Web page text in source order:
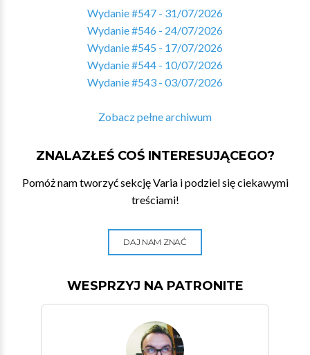
Wydanie #547 - 31/07/2026
Wydanie #546 - 24/07/2026
Wydanie #545 - 17/07/2026
Wydanie #544 - 10/07/2026
Wydanie #543 - 03/07/2026
Zobacz pełne archiwum
ZNALAZŁEŚ COŚ INTERESUJĄCEGO?
Pomóż nam tworzyć sekcję Varia i podziel się ciekawymi
treściami!
DAJ NAM ZNAĆ
WESPRZYJ NA PATRONITE